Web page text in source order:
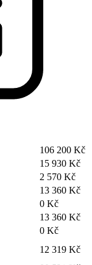
106 200 Kč
15 930 Kč
2 570 Kč
13 360 Kč
0 Kč
13 360 Kč
0 Kč
12 319 Kč